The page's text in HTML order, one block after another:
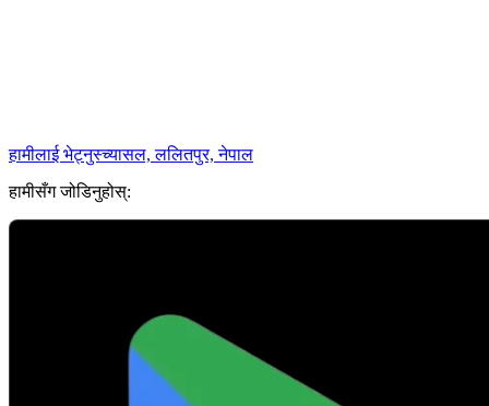
हामीलाई भेट्नुस्च्यासल, ललितपुर, नेपाल
हामीसँग जोडिनुहोस्: